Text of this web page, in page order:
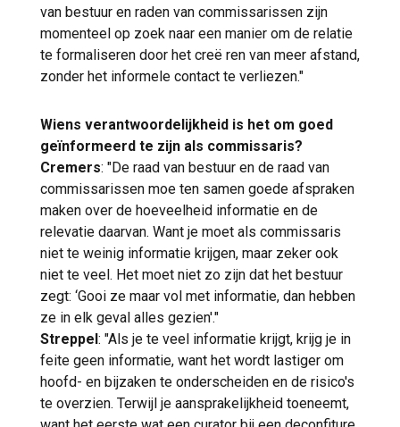
van bestuur en raden van commissarissen zijn
momenteel op zoek naar een manier om de relatie
te formaliseren door het creë ren van meer afstand,
zonder het informele contact te verliezen."
Wiens verantwoordelijkheid is het om goed
geïnformeerd te zijn als commissaris?
Cremers: "De raad van bestuur en de raad van
commissarissen moe ten samen goede afspraken
maken over de hoeveelheid informatie en de
relevatie daarvan. Want je moet als commissaris
niet te weinig informatie krijgen, maar zeker ook
niet te veel. Het moet niet zo zijn dat het bestuur
zegt: ‘Gooi ze maar vol met informatie, dan hebben
ze in elk geval alles gezien'."
Streppel: "Als je te veel informatie krijgt, krijg je in
feite geen informatie, want het wordt lastiger om
hoofd- en bijzaken te onderscheiden en de risico's
te overzien. Terwijl je aansprakelijkheid toeneemt,